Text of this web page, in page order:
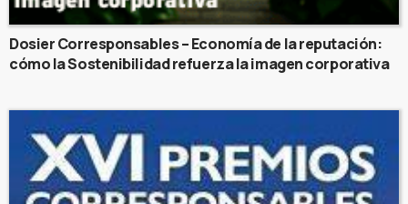
Dosier Corresponsables – Economía de la reputación:
cómo la Sostenibilidad refuerza la imagen corporativa